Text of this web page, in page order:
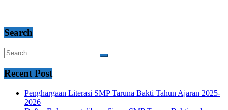
Search
Recent Post
Penghargaan Literasi SMP Taruna Bakti Tahun Ajaran 2025-
2026